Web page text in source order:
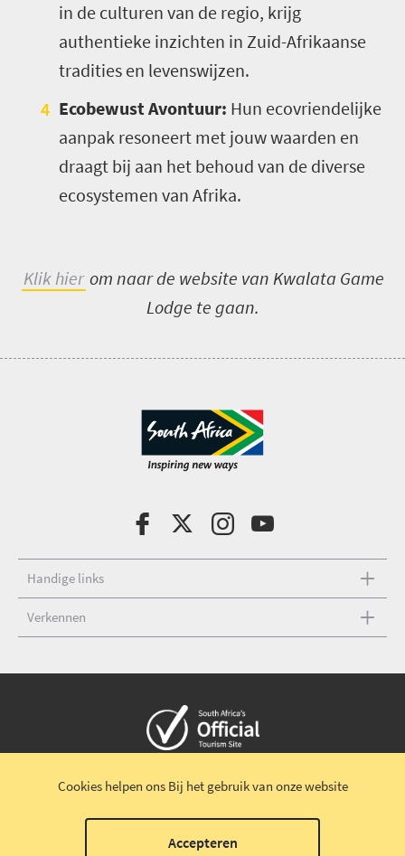
in de culturen van de regio, krijg
authentieke inzichten in Zuid-Afrikaanse
tradities en levenswijzen.
Ecobewust Avontuur: Hun ecovriendelijke
aanpak resoneert met jouw waarden en
draagt bij aan het behoud van de diverse
ecosystemen van Afrika.
Klik hier om naar de website van Kwalata Game
Lodge te gaan.
Handige links
Verkennen
Algemene voorwaarden|Disclaimer|Privacybeleid
Cookies helpen ons Bij het gebruik van onze website
Accepteren